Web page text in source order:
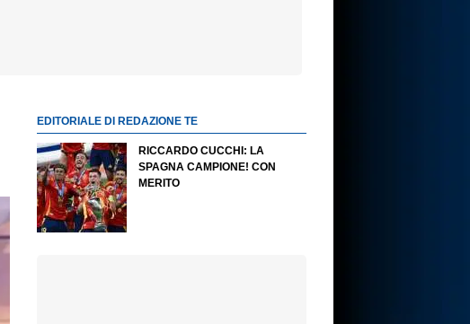
EDITORIALE DI REDAZIONE TE
RICCARDO CUCCHI: LA
SPAGNA CAMPIONE! CON
MERITO